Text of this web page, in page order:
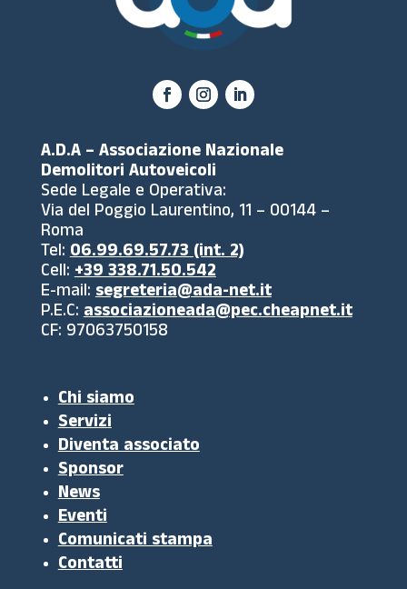
A.D.A – Associazione Nazionale
Demolitori Autoveicoli
Sede Legale e Operativa:
Via del Poggio Laurentino, 11 – 00144 –
Roma
Tel:06.99.69.57.73 (int. 2)
Cell:+39 338.71.50.542
E-mail:segreteria@ada-net.it
P.E.C:associazioneada@pec.cheapnet.it
CF: 97063750158
Chi siamo
Servizi
Diventa associato
Sponsor
News
Eventi
Comunicati stampa
Contatti